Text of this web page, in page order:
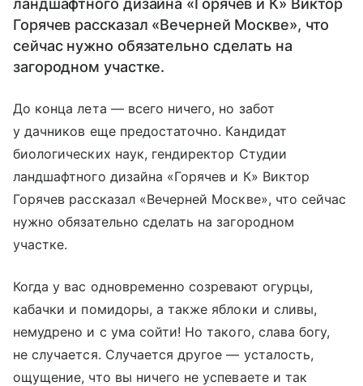
ландшафтного дизайна «Горячев и К» Виктор
Горячев рассказал «Вечерней Москве», что
сейчас нужно обязательно сделать на
загородном участке.
До конца лета — всего ничего, но забот
у дачников еще предостаточно. Кандидат
биологических наук, гендиректор Студии
ландшафтного дизайна «Горячев и К» Виктор
Горячев рассказал «Вечерней Москве», что сейчас
нужно обязательно сделать на загородном
участке.
Когда у вас одновременно созревают огурцы,
кабачки и помидоры, а также яблоки и сливы,
немудрено и с ума сойти! Но такого, слава богу,
не случается. Случается другое — усталость,
ощущение, что вы ничего не успеваете и так